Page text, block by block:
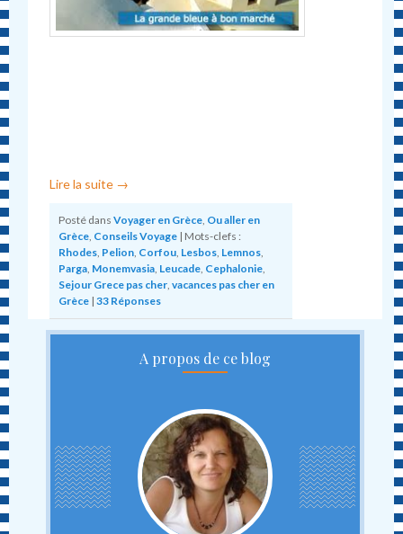
Lire la suite →
Posté dans Voyager en Grèce Ou aller en
Grèce Conseils Voyage | Mots-clefs :
Rhodes Pelion Corfou Lesbos Lemnos
Parga Monemvasia Leucade Cephalonie
Sejour Grece pas cher ,vacances pas cher en
Grèce |33 Réponses
A propos de ce blog